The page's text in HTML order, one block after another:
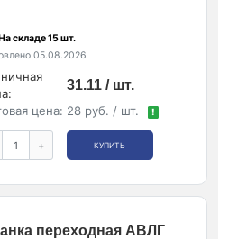
складе 15 шт.
05.08.2026
31.11 / шт.
цена: 28 руб. / шт. !
+ КУПИТЬ
переходная АВЛГ